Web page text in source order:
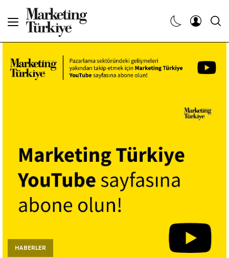
HABERLER
Haberler
Etkinlikler
Söyleşiler
Kariyer
Yazarlar